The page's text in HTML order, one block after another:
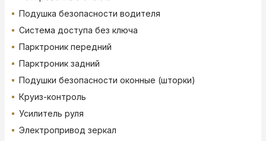
Подушка безопасности водителя
Система доступа без ключа
Парктроник передний
Парктроник задний
Подушки безопасности оконные (шторки)
Круиз-контроль
Усилитель руля
Электропривод зеркал